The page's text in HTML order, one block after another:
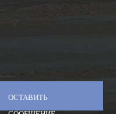
ОСТАВИТЬ